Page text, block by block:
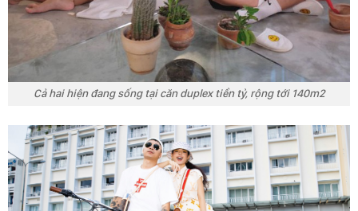
Cả hai hiện đang sống tại căn duplex tiền tỷ, rộng tới 140m2